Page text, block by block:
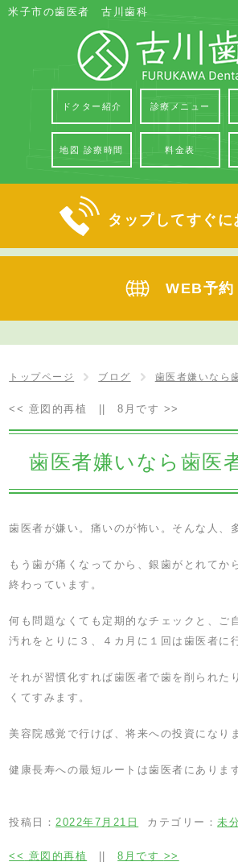
米子市の歯医者 古川歯科
ドクター紹介 診療メニュー
地図 診療時間 料金表
タップしてすぐに
WEB予約
トップページ ブログ 歯医者嫌いなら
<< 意図的再植 ||8月です >>
歯医者嫌いなら歯医
歯医者が嫌い。痛いのが怖い。そんな人、
もう歯が痛くなってから、銀歯がとれてか
終わっています。
何も問題なくても定期的なチェックと、ご
汚れをとりに３、４カ月に１回は歯医者に
それが習慣化すれば歯医者で歯を削られた
くてすみます。
美容院感覚で行けば、将来への投資になり
健康長寿への最短ルートは歯医者にありま
投稿日：2022年7月21日 カテゴリー：未
<< 意図的再植 ||8月です >>